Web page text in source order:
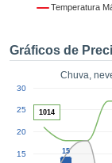
fornecer-
de alta
custo.
ACEITAR
CONTINUAR
Temperatura
Gráficos de
Chuva,
15
20
25
30
15
1014